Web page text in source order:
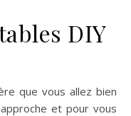
DIY
et pour vous